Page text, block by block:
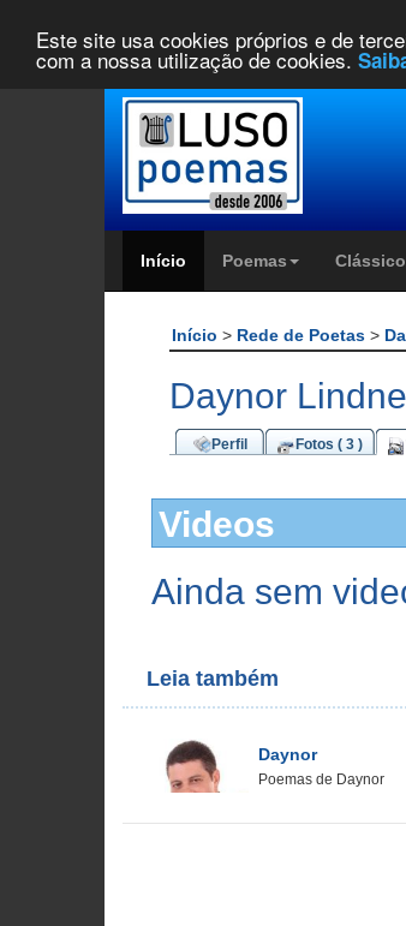
Este site usa cookies próprios e de
com a nossa utilização de cookies.
Início Poemas
Início > Rede de Poetas >
Daynor
Perfil Fotos ( 3 )
Videos
Ainda sem
Leia também
Daynor
Poemas de Daynor